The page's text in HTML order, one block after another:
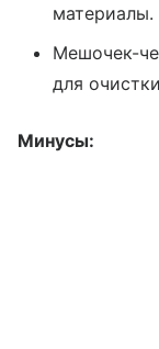
материалы.
Мешочек-
для
Минусы: